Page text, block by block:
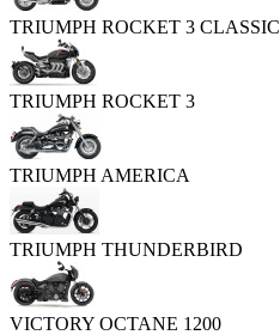
TRIUMPH ROCKET 3 CLASSIC
TRIUMPH ROCKET 3
TRIUMPH AMERICA
TRIUMPH THUNDERBIRD
VICTORY OCTANE 1200